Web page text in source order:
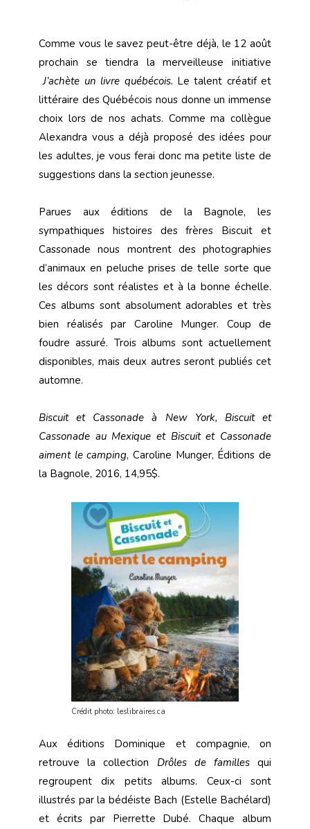
Comme vous le savez peut-être déjà, le 12 août
prochain se tiendra la merveilleuse initiative
J’achète un livre québécois. Le talent créatif et
littéraire des Québécois nous donne un immense
choix lors de nos achats. Comme ma collègue
Alexandra vous a déjà proposé des idées pour
les adultes, je vous ferai donc ma petite liste de
suggestions dans la section jeunesse.
Parues aux éditions de la Bagnole, les
sympathiques histoires des frères Biscuit et
Cassonade nous montrent des photographies
d’animaux en peluche prises de telle sorte que
les décors sont réalistes et à la bonne échelle.
Ces albums sont absolument adorables et très
bien réalisés par Caroline Munger. Coup de
foudre assuré. Trois albums sont actuellement
disponibles, mais deux autres seront publiés cet
automne.
Biscuit et Cassonade à New York, Biscuit et
Cassonade au Mexique et Biscuit et Cassonade
aiment le camping, Caroline Munger, Éditions de
la Bagnole, 2016, 14,95$.
Crédit photo: leslibraires.ca
Aux éditions Dominique et compagnie, on
retrouve la collection Drôles de famillesqui
regroupent dix petits albums. Ceux-ci sont
illustrés par la bédéiste Bach (Estelle Bachélard)
et écrits par Pierrette Dubé. Chaque album